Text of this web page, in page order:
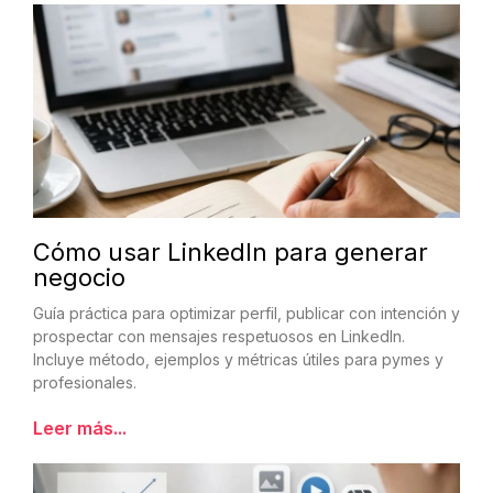
Cómo usar LinkedIn para generar
negocio
Guía práctica para optimizar perfil, publicar con intención y
prospectar con mensajes respetuosos en LinkedIn.
Incluye método, ejemplos y métricas útiles para pymes y
profesionales.
Leer más...